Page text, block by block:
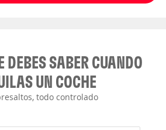
DEBES SABER CUANDO
UN COCHE
todo controlado